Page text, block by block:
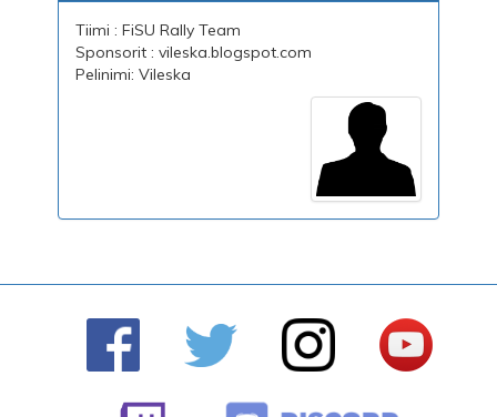
Tiimi : FiSU Rally Team
Sponsorit : vileska.blogspot.com
Pelinimi: Vileska